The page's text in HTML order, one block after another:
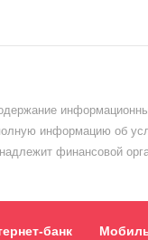
информацию об
финансовой
банк